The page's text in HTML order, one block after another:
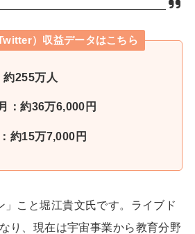
）収益データはこちら
約255万人
：約36万6,000円
約15万7,000円
」こと堀江貴文氏です。ライブド
り、現在は宇宙事業から教育分野